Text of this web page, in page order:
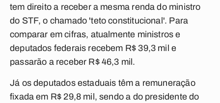
tem direito a receber a mesma renda do ministro
do STF, o chamado 'teto constitucional'. Para
comparar em cifras, atualmente ministros e
deputados federais recebem R$ 39,3 mil e
passarão a receber R$ 46,3 mil.
Já os deputados estaduais têm a remuneração
fixada em R$ 29,8 mil, sendo a do presidente do